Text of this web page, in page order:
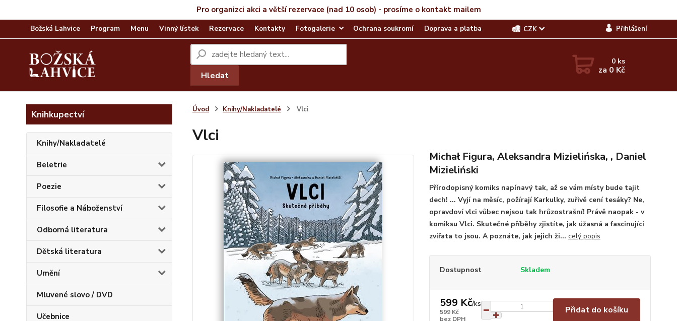
Pro organizci akci a větší rezervace (nad 10 osob) - prosíme o kontakt mailem
Božská Lahvice Program Menu Vinný lístek Rezervace Kontakty Fotogalerie Ochrana soukromí Doprava a platba CZK Přihlášení
Hledat
0 ks
za 0 Kč
Knihkupectví
Knihy/Nakladatelé
Beletrie
Poezie
Filosofie a Náboženství
Odborná literatura
Dětská literatura
Umění
Mluvené slovo / DVD
Učebnice
Úvod Knihy/Nakladatelé Vlci
Vlci
Michał Figura, Aleksandra Mizielińska, , Daniel
Mizieliński
Přírodopisný komiks napínavý tak, až se vám místy bude tajit
dech! ... Vyjí na měsíc, požírají Karkulky, zuřivě cení tesáky? Ne,
opravdoví vlci vůbec nejsou tak hrůzostrašní! Právě naopak - v
komiksu Vlci. Skutečné příběhy zjistíte, jak úžasná a fascinující
zvířata to jsou. A poznáte, jak jejich ži... celý popis
Dostupnost Skladem
599 Kč/ks
599 Kč
bez DPH
Přidat do košíku